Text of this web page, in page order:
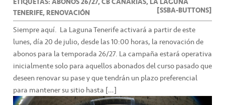
TENERIFE, RENOVACIÓN
[SSBA-BUTTONS]
Siempre aquí. La Laguna Tenerife activará a partir de este
lunes, día 20 de julio, desde las 10:00 horas, la renovación de
abonos para la temporada 26/27. La campaña estará operativa
inicialmente solo para aquellos abonados del curso pasado que
deseen renovar su pase y que tendrán un plazo preferencial
para mantener su sitio hasta […]